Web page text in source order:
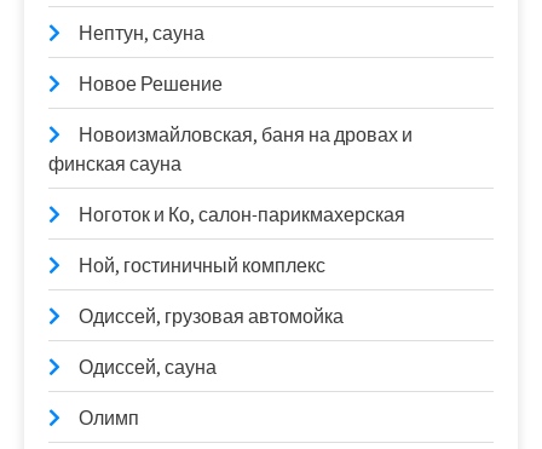
Нептун, сауна
Новое Решение
Новоизмайловская, баня на дровах и
финская сауна
Ноготок и Ко, салон-парикмахерская
Ной, гостиничный комплекс
Одиссей, грузовая автомойка
Одиссей, сауна
Олимп